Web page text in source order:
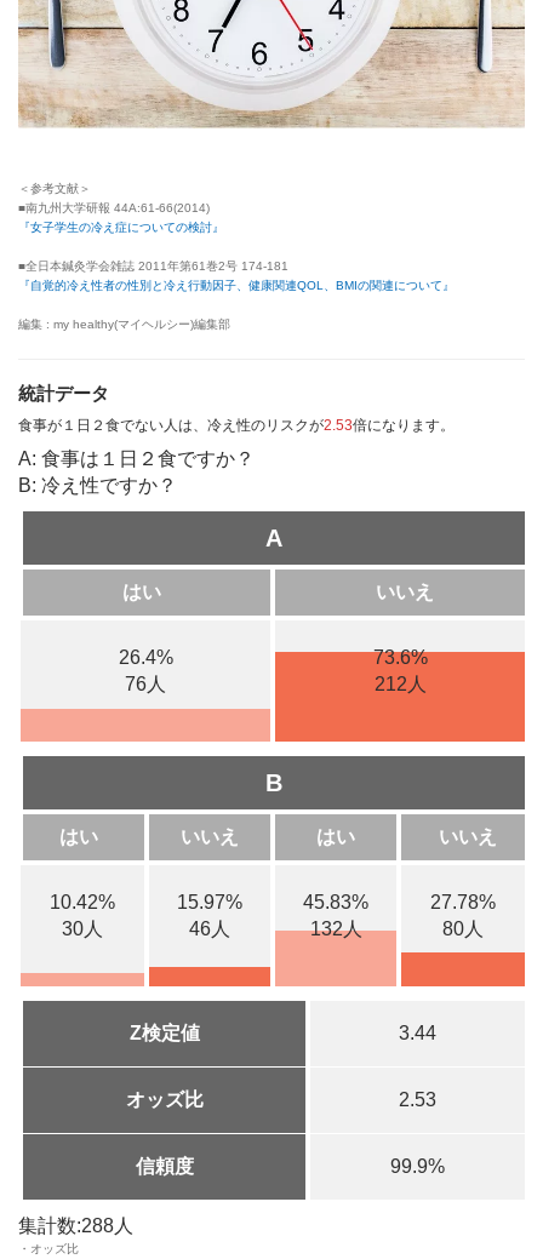
＜参考文献＞
■南九州大学研報 44A:61-66(2014)
『女子学生の冷え症についての検討』
■全日本鍼灸学会雑誌 2011年第61巻2号 174-181
『自覚的冷え性者の性別と冷え行動因子、健康関連QOL、BMIの関連について』
編集 : my healthy(マイヘルシー)編集部
統計データ
食事が１日２食でない人は、冷え性のリスクが2.53倍になります。
A: 食事は１日２食ですか？
B: 冷え性ですか？
A
はい いいえ
26.4%
76人
73.6%
212人
B
はい いいえ はい いいえ
10.42%
30人
15.97%
46人
45.83%
132人
27.78%
80人
Z検定値 3.44
オッズ比 2.53
信頼度 99.9%
集計数:288人
・オッズ比